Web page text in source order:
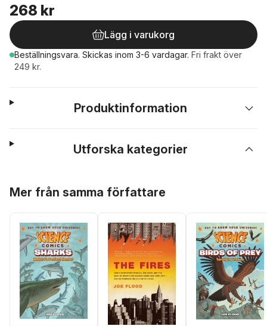
268 kr
Lägg i varukorg
Beställningsvara. Skickas inom 3-6 vardagar. Fri frakt över
249 kr.
Produktinformation
Utforska kategorier
Mer från samma författare